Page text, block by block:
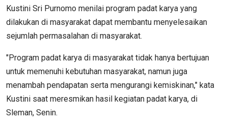
Kustini Sri Purnomo menilai program padat karya yang
dilakukan di masyarakat dapat membantu menyelesaikan
sejumlah permasalahan di masyarakat.
"Program padat karya di masyarakat tidak hanya bertujuan
untuk memenuhi kebutuhan masyarakat, namun juga
menambah pendapatan serta mengurangi kemiskinan," kata
Kustini saat meresmikan hasil kegiatan padat karya, di
Sleman, Senin.